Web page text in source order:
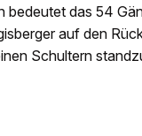
das 54
auf den
Schultern